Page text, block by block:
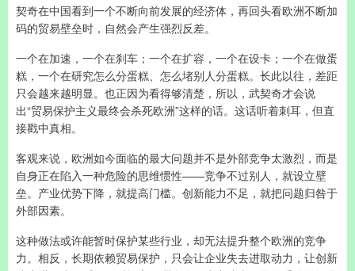
契奇在中国看到一个不断向前发展的经济体，再回头看欧洲不断加
码的贸易壁垒时，自然会产生强烈反差。
一个在加速，一个在刹车；一个在扩容，一个在设卡；一个在做蛋
糕，一个在研究怎么分蛋糕、怎么堵别人分蛋糕。长此以往，差距
只会越来越明显。也正因为看得够清楚，所以，武契奇才会说
出“贸易保护主义最终会杀死欧洲”这样的话。这话听着刺耳，但直
接戳中真相。
客观来说，欧洲如今面临的最大问题并不是外部竞争太激烈，而是
自身正在陷入一种危险的思维惯性——竞争不过别人，就设立壁
垒。产业优势下降，就提高门槛。创新能力不足，就把问题归咎于
外部因素。
这种做法或许能暂时保护某些行业，却无法提升整个欧洲的竞争
力。相反，长期依赖贸易保护，只会让企业失去进取动力，让创新